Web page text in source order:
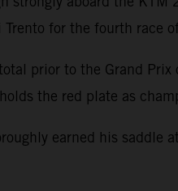
for the fourth race
prior to the Grand Prix
the red plate as
earned his saddle